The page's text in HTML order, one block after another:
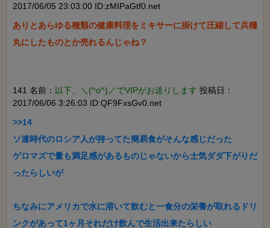
2017/06/05 23:03:00 ID:zMIPaGtf0.net
ありとあらゆる種類の健康料理をミキサーに掛けて圧縮して兵糧
丸にしたものとか売れるんじゃね？
141 名前： 以下、＼(^o^)／でVIPがお送りします 投稿日：
2017/06/06 3:26:03 ID:QF9FxsGv0.net
>>14
ソ連時代のロシア人が持ってた簡易食がそんな感じだった
ゲロマズで量も満足感があるものじゃないから士気ダダ下がりだ
ったらしいが
ちなみにアメリカで水に溶いて飲むと一食分の栄養が取れるドリ
ンクがあって1ヶ月それだけ飲んで生活出来たらしい